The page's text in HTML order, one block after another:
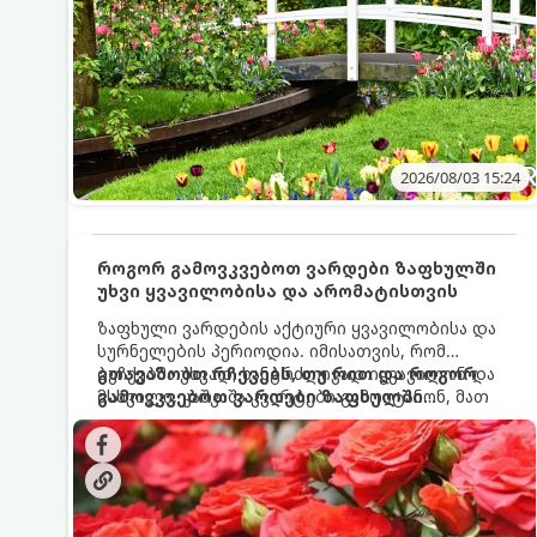
2026/08/03 15:24
როგორ გამოვკვებოთ ვარდები ზაფხულში
უხვი ყვავილობისა და არომატისთვის
ზაფხული ვარდების აქტიური ყვავილობისა და
სურნელების პერიოდია. იმისათვის, რომ
ბუჩქებმა უხვად, ხანგრძლივად იყვავილონ და
მსხვილი, კაშკაშა კვირტები გამოიტანონ, მათ
რეგულარული და სწორი გამოკვება
სჭირდებათ. ზაფხულის პერიოდში მცენარის
მოთხოვნილებები იცვლება, ამიტომ
მნიშვნელოვანია ვიცოდეთ, რომელი სასუქები
გამოიყენება ამ დროს.
გთავაზობთ რჩევებს, თუ რით და როგორ
გამოვკვებოთ ვარდები ზაფხულში
საუკეთესო შედეგის მისაღწევად: